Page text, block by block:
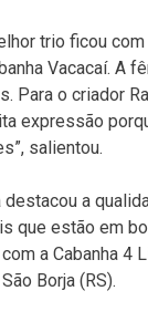
trio ficou
Vacacaí. A
Para o criador
expressão
salientou.
a
que estão em
a Cabanha 4
Borja (RS).